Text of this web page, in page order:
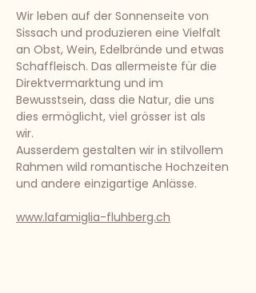
Wir leben auf der Sonnenseite von
Sissach und produzieren eine Vielfalt
an Obst, Wein, Edelbrände und etwas
Schaffleisch. Das allermeiste für die
Direktvermarktung und im
Bewusstsein, dass die Natur, die uns
dies ermöglicht, viel grösser ist als
wir.
Ausserdem gestalten wir in stilvollem
Rahmen wild romantische Hochzeiten
und andere einzigartige Anlässe.
www.lafamiglia-fluhberg.ch